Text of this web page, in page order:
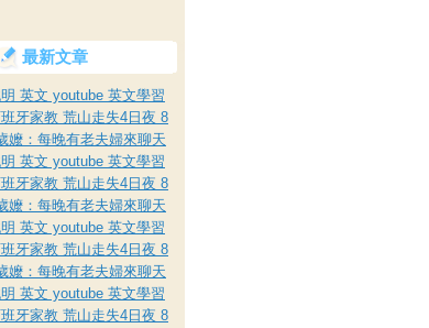
最新文章
英文 youtube 英文學習
牙家教 荒山走失4日夜 8
嬤：每晚有老夫婦來聊天
英文 youtube 英文學習
牙家教 荒山走失4日夜 8
嬤：每晚有老夫婦來聊天
英文 youtube 英文學習
牙家教 荒山走失4日夜 8
嬤：每晚有老夫婦來聊天
英文 youtube 英文學習
牙家教 荒山走失4日夜 8